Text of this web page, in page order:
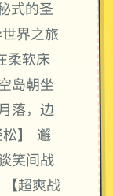
式的圣
界之旅
柔软床
岛朝坐
落，边
】 邂
笑间战
超爽战